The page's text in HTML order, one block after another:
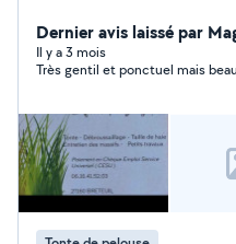
soigner -Taille de haie- tonte debrousaillage-
désherbage-petit élagage-
fruitier- plantation-
déchet vert -Possibilité de location - élagage abbatage
Remorque taille haie-
tronceuneuse-fendeuse
votre confiance
Dernier avis laissé par
Il y a 3 mois
Très gentil et ponctuel mais